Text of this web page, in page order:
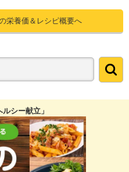
栄養価＆レシピ概要へ
シー献立」